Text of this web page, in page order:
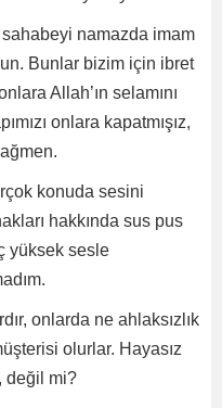
namazda imam
Bunlar bizim için ibret
Allah’ın selamını
onlara kapatmışız,
konuda sesini
hakkında sus pus
yüksek sesle
onlarda ne ahlaksızlık
olurlar. Hayasız
değil mi?